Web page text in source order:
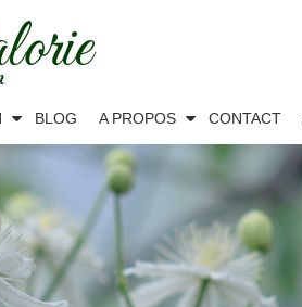
BLOG A PROPOS CONTACT